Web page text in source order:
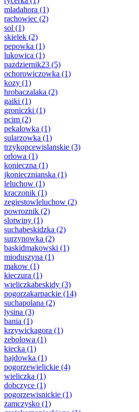
mladahora (1)
rachowiec (2)
sol (1)
skielek (2)
pepowka (1)
lukowica (1)
pazdziernik23 (5)
ochorowiczowka (1)
kozy (1)
hrobaczalaka (2)
gaiki (1)
groniczki (1)
pcim (2)
pekalowka (1)
sularzowka (1)
trzykopcewislanskie (3)
orlowa (1)
konieczna (1)
jkoniecznianska (1)
leluchow (1)
kraczonik (1)
zegiestowleluchow (2)
powroznik (2)
slotwiny (1)
suchabeskidzka (2)
surzynowka (2)
baskidmakowski (1)
mioduszyna (1)
makow (1)
kieczura (1)
wieliczkabeskidy (3)
pogorzakarpackie (14)
suchapolana (2)
lysina (3)
bania (1)
krzywickagora (1)
zebolowa (1)
kiecka (1)
hajdowka (1)
pogorzewielickie (4)
wieliczka (1)
dobczyce (1)
pogorzewisnickie (1)
zamczysko (1)